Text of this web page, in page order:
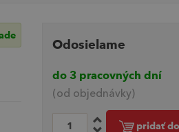
Odosielame
do 3 pracovných dní
(od objednávky)
pridať